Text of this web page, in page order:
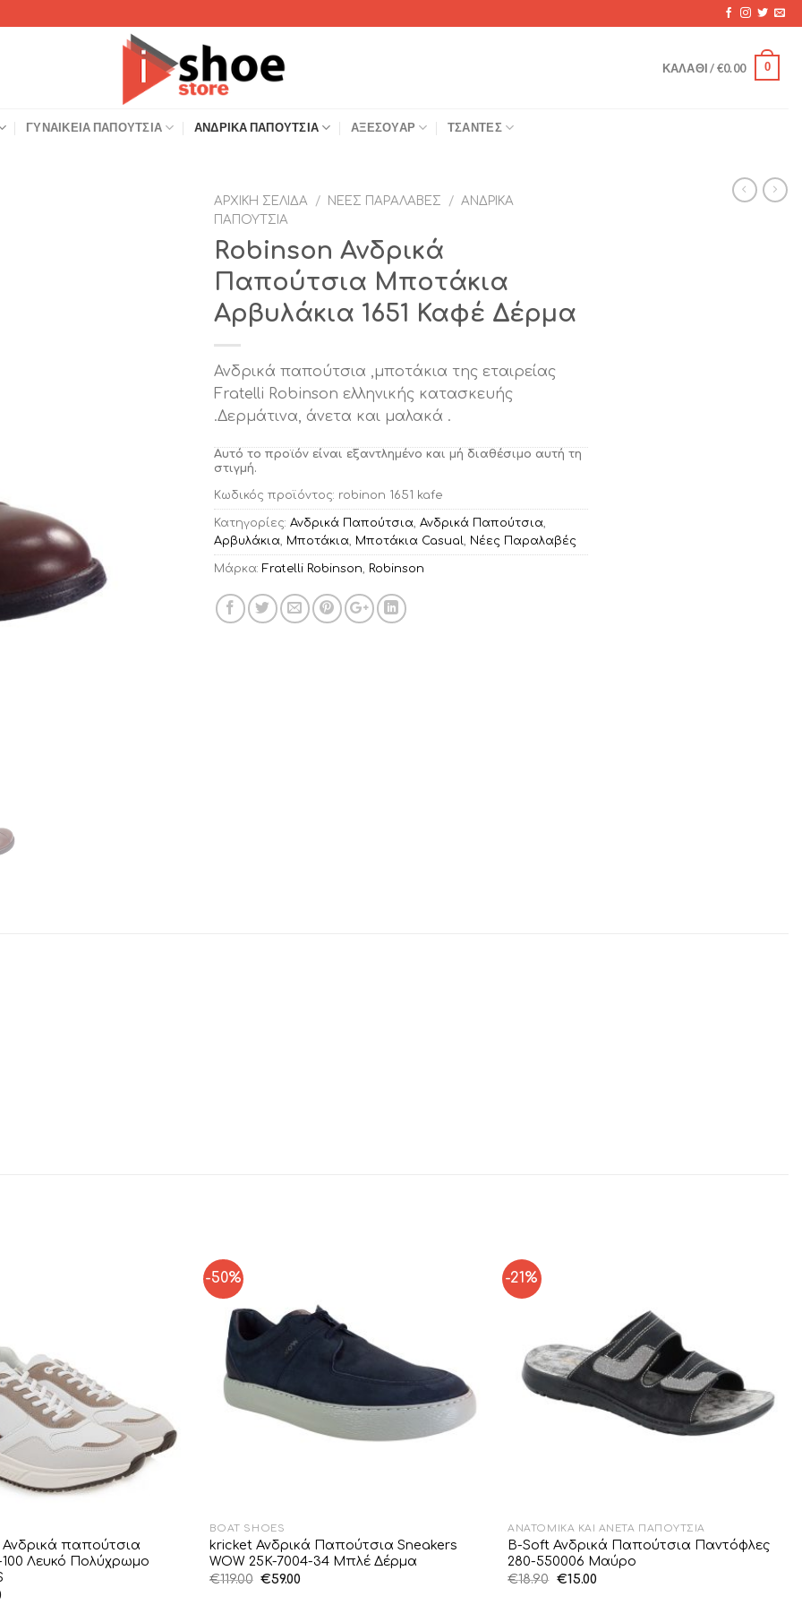
ΚΑΛΆΘΙ /€0.00 0
ΓΥΝΑΙΚΕΊΑ ΠΑΠΟΎΤΣΙΑ ΑΝΔΡΙΚΆ ΠΑΠΟΎΤΣΙΑ ΑΞΕΣΟΥΆΡ ΤΣΆΝΤΕΣ
ΑΡΧΙΚΉ ΣΕΛΊΔΑ / ΝΈΕΣ ΠΑΡΑΛΑΒΈΣ / ΑΝΔΡΙΚΆ
ΠΑΠΟΎΤΣΙΑ
Robinson Ανδρικά
Παπούτσια Μποτάκια
Αρβυλάκια 1651 Καφέ Δέρμα
Ανδρικά παπούτσια ,μποτάκια της εταιρείας
Fratelli Robinson ελληνικής κατασκευής
.Δερμάτινα, άνετα και μαλακά .
Αυτό το προϊόν είναι εξαντλημένο και μή διαθέσιμο αυτή τη
στιγμή.
Κωδικός προϊόντος: robinon 1651 kafe
Κατηγορίες: Ανδρικά Παπούτσια, Ανδρικά Παπούτσια,
Αρβυλάκια, Μποτάκια, Μποτάκια Casual, Νέες Παραλαβές
Μάρκα: Fratelli Robinson, Robinson
Ανδρικά παπούτσια
100 Λευκό Πολύχρωμο
Η
-50%
BOAT SHOES
kricket Ανδρικά Παπούτσια Sneakers
WOW 25K-7004-34 Μπλέ Δέρμα
€119.00 Original
€59.00
-21%
ΑΝΑΤΟΜΙΚΆ ΚΑΙ ΆΝΕΤΑ ΠΑΠΟΎΤΣΙΑ
B-Soft Ανδρικά Παπούτσια Παντόφλες
280-550006 Μαύρο
€18.90 Original
€15.00Η